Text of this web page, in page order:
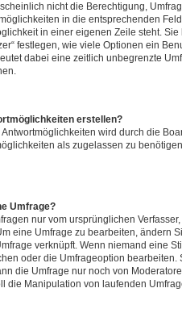
nicht die Berechtigung,
in die entsprechenden
in einer eigenen Zeile steht.
festlegen, wie viele Optionen ein
dabei eine zeitlich unbegrenzte
erstellen?
wird durch die
als zugelassen zu
Umfrage?
nur vom ursprünglichen
eine Umfrage zu bearbeiten, ändern
verknüpft. Wenn niemand eine
oder die Umfrageoption
die Umfrage nur noch von
die Manipulation von laufenden